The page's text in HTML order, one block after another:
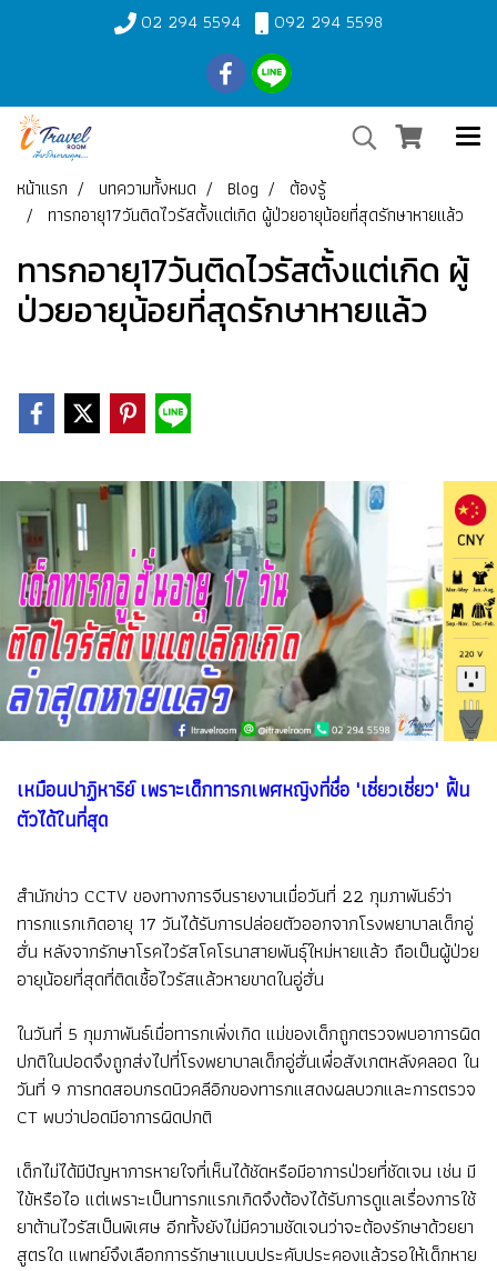
02 294 5594 092 294 5598
หน้าแรก บทความทั้งหมด Blog
ต้องรู้
ทารกอายุ17วันติดไวรัสตั้งแต่เกิด ผู้ป่วยอายุน้อยที่สุดรักษาหายแล้ว
ทารกอายุ17วันติดไวรัสตั้งแต่เกิด ผู้
ป่วยอายุน้อยที่สุดรักษาหายแล้ว
เหมือนปาฏิหาริย์ เพราะเด็กทารกเพศหญิงที่ชื่อ "เซี่ยวเซี่ยว" ฟื้น
ตัวได้ในที่สุด
สำนักข่าว CCTV ของทางการจีนรายงานเมื่อวันที่ 22 กุมภาพันธ์ว่า
ทารกแรกเกิดอายุ 17 วันได้รับการปล่อยตัวออกจากโรงพยาบาลเด็กอู่
ฮั่น หลังจากรักษาโรคไวรัสโคโรนาสายพันธุ์ใหม่หายแล้ว ถือเป็นผู้ป่วย
อายุน้อยที่สุดที่ติดเชื้อไวรัสแล้วหายขาดในอู่ฮั่น
ในวันที่ 5 กุมภาพันธ์เมื่อทารกเพิ่งเกิด แม่ของเด็กถูกตรวจพบอาการผิด
ปกติในปอดจึงถูกส่งไปที่โรงพยาบาลเด็กอู่ฮั่นเพื่อสังเกตหลังคลอด ใน
วันที่ 9 การทดสอบกรดนิวคลีอิกของทารกแสดงผลบวกและการตรวจ
CT พบว่าปอดมีอาการผิดปกติ
เด็กไม่ได้มีปัญหาการหายใจที่เห็นได้ชัดหรือมีอาการป่วยที่ชัดเจน เช่น มี
ไข้หรือไอ แต่เพราะเป็นทารกแรกเกิดจึงต้องได้รับการดูแลเรื่องการใช้
ยาต้านไวรัสเป็นพิเศษ อีกทั้งยังไม่มีความชัดเจนว่าจะต้องรักษาด้วยยา
สูตรใด แพทย์จึงเลือกการรักษาแบบประคับประคองแล้วรอให้เด็กหาย